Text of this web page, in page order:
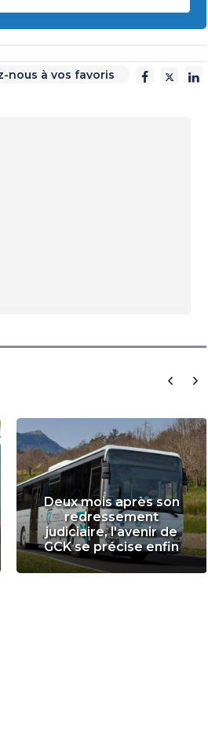
nous à vos favoris
Deux mois après son
redressement
judiciaire, l'avenir de
GCK se précise enfin